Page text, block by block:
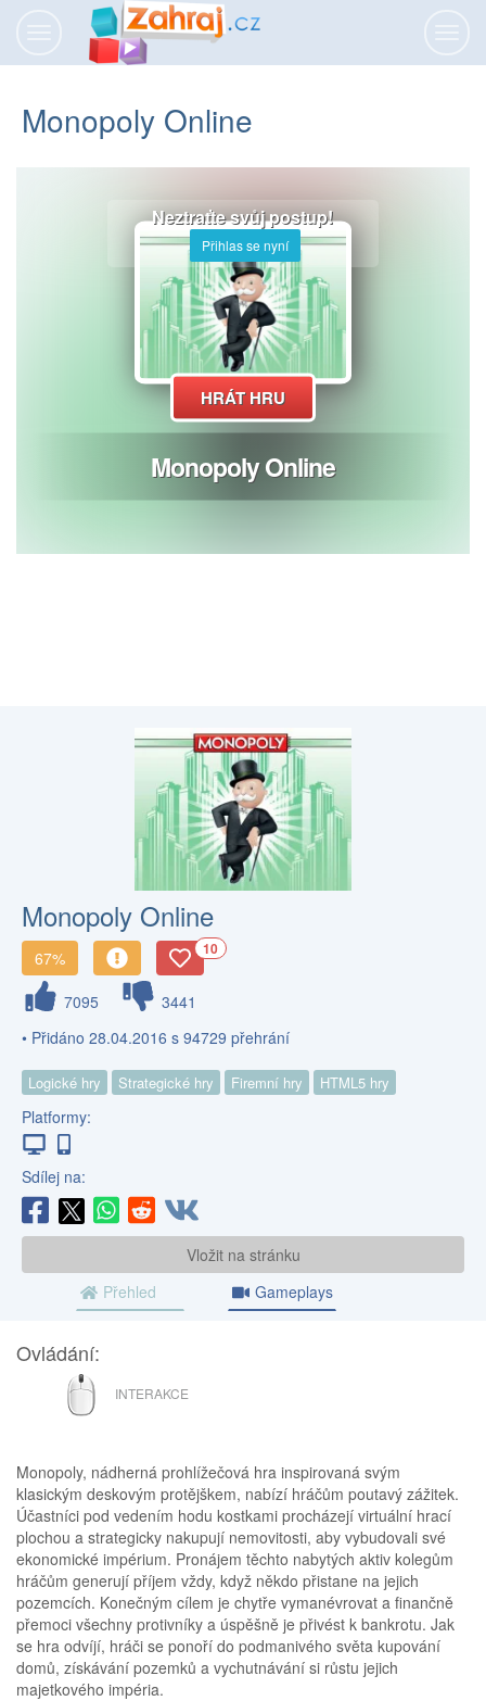
Monopoly Online
Monopoly Online
67% 10
7095
3441
• Přidáno 28.04.2016 s 94729 přehrání
Logické hry Strategické hry Firemní hry HTML5 hry
Platformy:
Sdílej na:
Vložit na stránku
Přehled
Gameplays
Ovládání:
MYŠ
INTERAKCE
Monopoly, nádherná prohlížečová hra inspirovaná svým
klasickým deskovým protějškem, nabízí hráčům poutavý zážitek.
Účastníci pod vedením hodu kostkami procházejí virtuální hrací
plochou a strategicky nakupují nemovitosti, aby vybudovali své
ekonomické impérium. Pronájem těchto nabytých aktiv kolegům
hráčům generují příjem vždy, když někdo přistane na jejich
pozemcích. Konečným cílem je chytře vymanévrovat a finančně
přemoci všechny protivníky a úspěšně je přivést k bankrotu. Jak
se hra odvíjí, hráči se ponoří do podmanivého světa kupování
domů, získávání pozemků a vychutnávání si růstu jejich
majetkového impéria.